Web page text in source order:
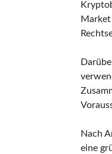
Nach
eine